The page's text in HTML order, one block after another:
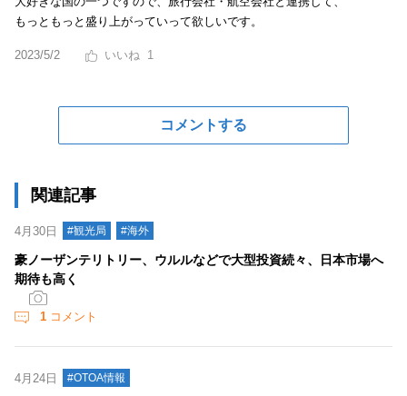
もっともっと盛り上がっていって欲しいです。
2023/5/2 1
コメントする
関連記事
4月30日 #観光局 #海外
豪ノーザンテリトリー、ウルルなどで大型投資続々、日本市場へ
期待も高く
1 コメント
4月24日 #OTOA情報